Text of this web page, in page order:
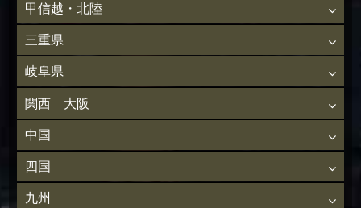
甲信越・北陸
三重県
岐阜県
関西 大阪
中国
四国
九州